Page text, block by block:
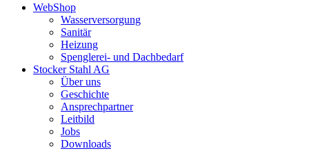
WebShop
Wasserversorgung
Sanitär
Heizung
Spenglerei- und Dachbedarf
Stocker Stahl AG
Über uns
Geschichte
Ansprechpartner
Leitbild
Jobs
Downloads